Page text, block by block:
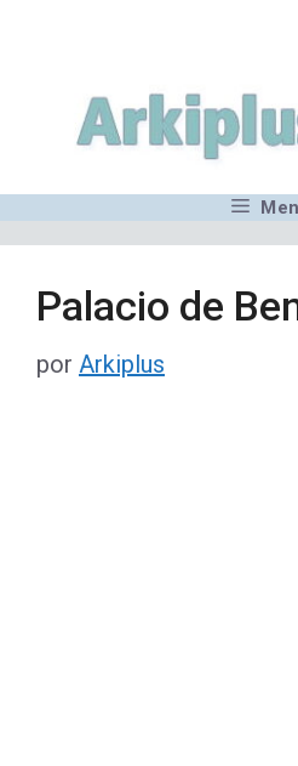
contenido
Palacio de
por Arkiplus